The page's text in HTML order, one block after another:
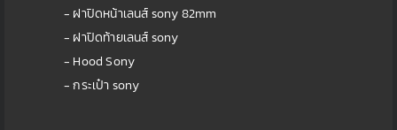
- ฝาปิดหน้าเลนส์ sony 82mm
- ฝาปิดท้ายเลนส์ sony
- Hood Sony
- กระเป๋า sony